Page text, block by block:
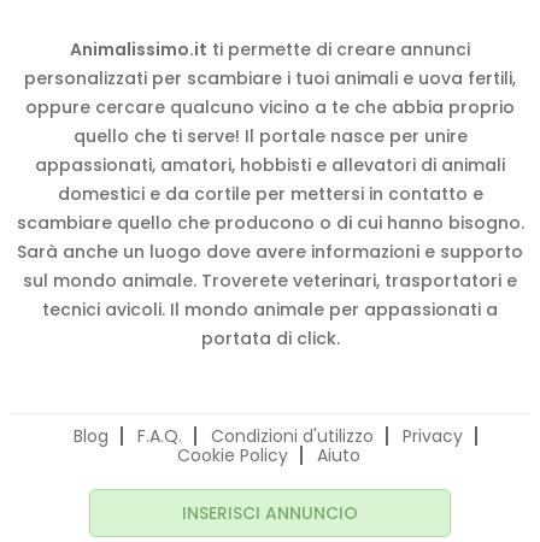
Animalissimo.it ti permette di creare annunci
personalizzati per scambiare i tuoi animali e uova fertili,
oppure cercare qualcuno vicino a te che abbia proprio
quello che ti serve! Il portale nasce per unire
appassionati, amatori, hobbisti e allevatori di animali
domestici e da cortile per mettersi in contatto e
scambiare quello che producono o di cui hanno bisogno.
Sarà anche un luogo dove avere informazioni e supporto
sul mondo animale. Troverete veterinari, trasportatori e
tecnici avicoli. Il mondo animale per appassionati a
portata di click.
Blog F.A.Q. Condizioni d'utilizzo
Privacy
Cookie Policy
Aiuto
INSERISCI ANNUNCIO